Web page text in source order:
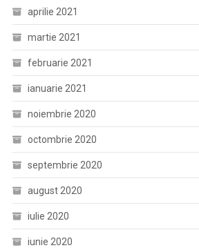
aprilie 2021
martie 2021
februarie 2021
ianuarie 2021
noiembrie 2020
octombrie 2020
septembrie 2020
august 2020
iulie 2020
iunie 2020